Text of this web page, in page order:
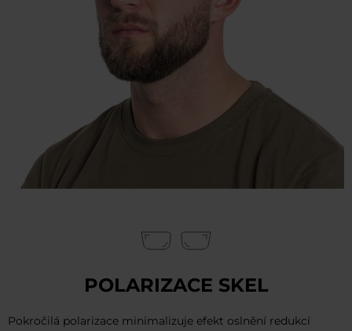
POLARIZACE SKEL
Pokročilá polarizace minimalizuje efekt oslnění redukcí